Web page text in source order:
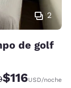
2
de golf
tachado:
Precio con
$116USD/noche